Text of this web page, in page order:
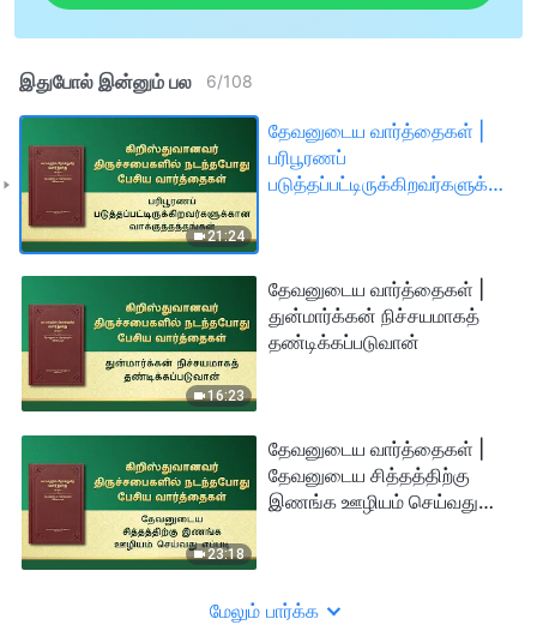
இதுபோல் இன்னும் பல 6/108
21:24
தேவனுடைய வார்த்தைகள் |
பரிபூரணப்
படுத்தப்பட்டிருக்கிறவர்களுக்கான
16:23
தேவனுடைய வார்த்தைகள் |
துன்மார்க்கன் நிச்சயமாகத்
தண்டிக்கப்படுவான்
23:18
தேவனுடைய வார்த்தைகள் |
தேவனுடைய சித்தத்திற்கு
இணங்க ஊழியம் செய்வது
மேலும் பார்க்க